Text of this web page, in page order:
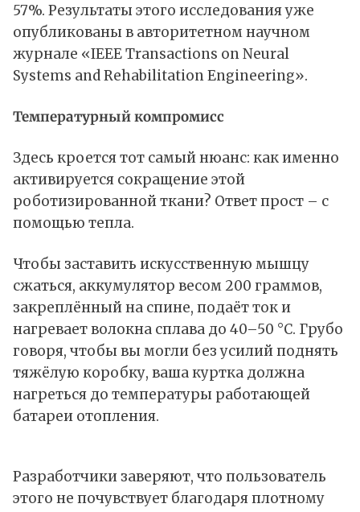
57%. Результаты этого исследования уже
опубликованы в авторитетном научном
журнале «IEEE Transactions on Neural
Systems and Rehabilitation Engineering».
Температурный компромисс
Здесь кроется тот самый нюанс: как именно
активируется сокращение этой
роботизированной ткани? Ответ прост – с
помощью тепла.
Чтобы заставить искусственную мышцу
сжаться, аккумулятор весом 200 граммов,
закреплённый на спине, подаёт ток и
нагревает волокна сплава до 40–50 °C. Грубо
говоря, чтобы вы могли без усилий поднять
тяжёлую коробку, ваша куртка должна
нагреться до температуры работающей
батареи отопления.
Разработчики заверяют, что пользователь
этого не почувствует благодаря плотному